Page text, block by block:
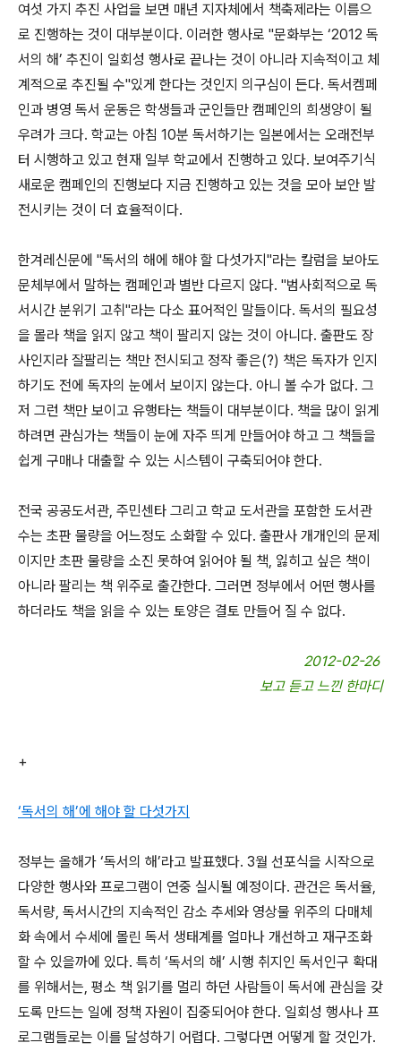
여섯 가지 추진 사업을 보면 매년 지자체에서 책축제라는 이름으
로 진행하는 것이 대부분이다. 이러한 행사로 "문화부는 ‘2012 독
서의 해’ 추진이 일회성 행사로 끝나는 것이 아니라 지속적이고 체
계적으로 추진될 수"있게 한다는 것인지 의구심이 든다. 독서켐페
인과 병영 독서 운동은 학생들과 군인들만 캠페인의 희생양이 될
우려가 크다. 학교는 아침 10분 독서하기는 일본에서는 오래전부
터 시행하고 있고 현재 일부 학교에서 진행하고 있다. 보여주기식
새로운 캠페인의 진행보다 지금 진행하고 있는 것을 모아 보안 발
전시키는 것이 더 효율적이다.
한겨레신문에 "독서의 해에 해야 할 다섯가지"라는 칼럼을 보아도
문체부에서 말하는 캠페인과 별반 다르지 않다. "범사회적으로 독
서시간 분위기 고취"라는 다소 표어적인 말들이다. 독서의 필요성
을 몰라 책을 읽지 않고 책이 팔리지 않는 것이 아니다. 출판도 장
사인지라 잘팔리는 책만 전시되고 정작 좋은(?) 책은 독자가 인지
하기도 전에 독자의 눈에서 보이지 않는다. 아니 볼 수가 없다. 그
저 그런 책만 보이고 유행타는 책들이 대부분이다. 책을 많이 읽게
하려면 관심가는 책들이 눈에 자주 띄게 만들어야 하고 그 책들을
쉽게 구매나 대출할 수 있는 시스템이 구축되어야 한다.
전국 공공도서관, 주민센타 그리고 학교 도서관을 포함한 도서관
수는 초판 물량을 어느정도 소화할 수 있다. 출판사 개개인의 문제
이지만 초판 물량을 소진 못하여 읽어야 될 책, 잃히고 싶은 책이
아니라 팔리는 책 위주로 출간한다. 그러면 정부에서 어떤 행사를
하더라도 책을 읽을 수 있는 토양은 결토 만들어 질 수 없다.
2012-02-26
보고 듣고 느낀 한마디
+
‘독서의 해’에 해야 할 다섯가지
정부는 올해가 ‘독서의 해’라고 발표했다. 3월 선포식을 시작으로
다양한 행사와 프로그램이 연중 실시될 예정이다. 관건은 독서율,
독서량, 독서시간의 지속적인 감소 추세와 영상물 위주의 다매체
화 속에서 수세에 몰린 독서 생태계를 얼마나 개선하고 재구조화
할 수 있을까에 있다. 특히 ‘독서의 해’ 시행 취지인 독서인구 확대
를 위해서는, 평소 책 읽기를 멀리 하던 사람들이 독서에 관심을 갖
도록 만드는 일에 정책 자원이 집중되어야 한다. 일회성 행사나 프
로그램들로는 이를 달성하기 어렵다. 그렇다면 어떻게 할 것인가.